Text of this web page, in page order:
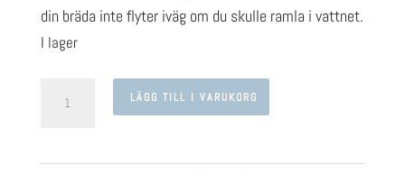
din bräda inte flyter iväg om du skulle ramla i vattnet.
I lager
LÄGG TILL I VARUKORG